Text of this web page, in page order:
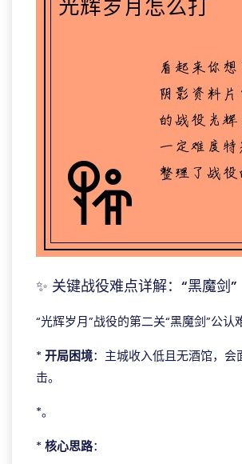
✨ 关键战役难点详解：“黑魔剑”
“光辉岁月”战役的第二关“黑魔剑”公认
*开局困境：主城收入低且无酒馆，会
击。
*。
*核心思路：